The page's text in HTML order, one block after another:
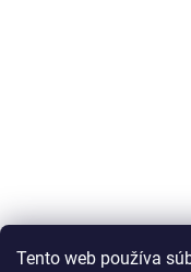
Tento web používa